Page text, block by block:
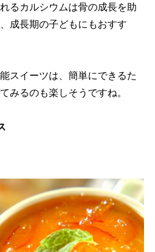
るカルシウムは骨の成長を助
成長期の子どもにもおすす
スイーツは、簡単にできるた
みるのも楽しそうですね。